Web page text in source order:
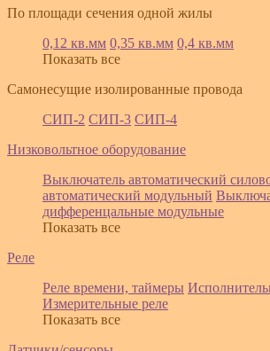
По площади сечения одной жилы
0,12 кв.мм 0,35 кв.мм 0,4 кв.мм
Показать все
Самонесущие изолированные провода
СИП-2 СИП-3 СИП-4
Низковольтное оборудование
Выключатель автоматический
автоматический модульный
дифференцальные модульные
Показать все
Реле
Реле времени, таймеры
Измерительные реле
Показать все